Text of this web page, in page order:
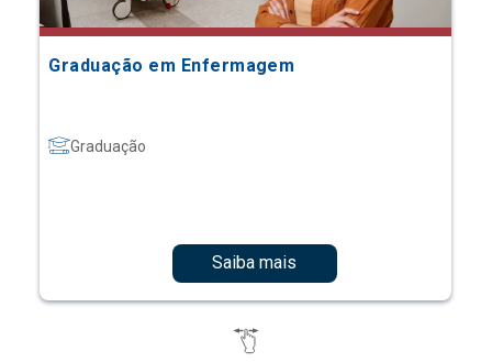
Graduação em Enfermagem
Graduação
Saiba mais